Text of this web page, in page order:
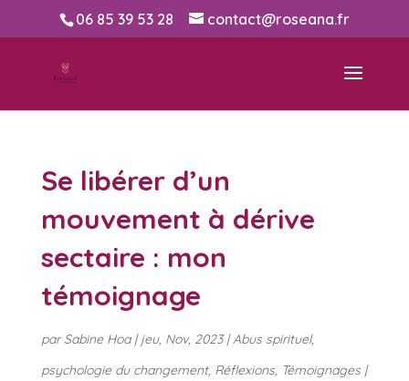
06 85 39 53 28 contact@roseana.fr
Se libérer d’un
mouvement à dérive
sectaire : mon
témoignage
parSabine Hoa|jeu, Nov, 2023|Abus spirituel,
psychologie du changement, Réflexions, Témoignages|